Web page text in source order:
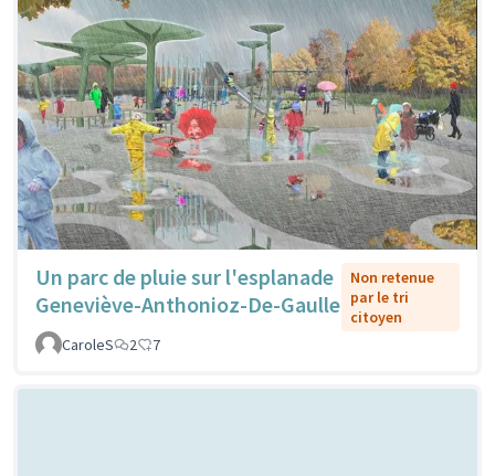
Un parc de pluie sur l'esplanade
Geneviève-Anthonioz-De-Gaulle
Non retenue
par le tri
citoyen
CaroleS
2 7